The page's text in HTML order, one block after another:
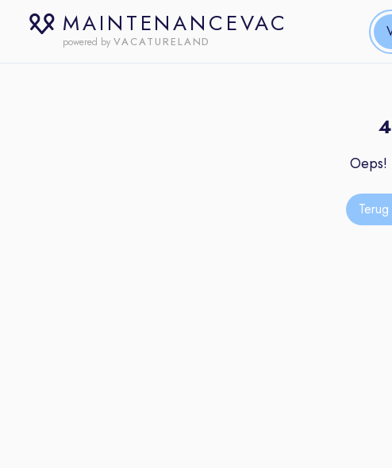
MAINTENANCEVAC
powered by VACATURELAND
Oeps!